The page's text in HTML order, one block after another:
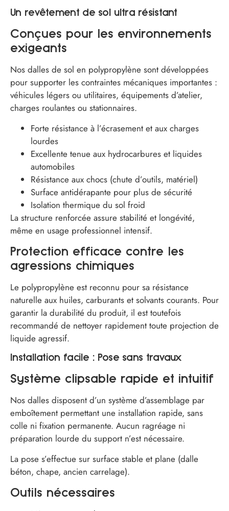
Un revêtement de sol ultra résistant
Conçues pour les environnements
exigeants
Nos dalles de sol en polypropylène sont développées
pour supporter les contraintes mécaniques importantes :
véhicules légers ou utilitaires, équipements d’atelier,
charges roulantes ou stationnaires.
Forte résistance à l’écrasement et aux charges
lourdes
Excellente tenue aux hydrocarbures et liquides
automobiles
Résistance aux chocs (chute d’outils, matériel)
Surface antidérapante pour plus de sécurité
Isolation thermique du sol froid
La structure renforcée assure stabilité et longévité,
même en usage professionnel intensif.
Protection efficace contre les
agressions chimiques
Le polypropylène est reconnu pour sa résistance
naturelle aux huiles, carburants et solvants courants. Pour
garantir la durabilité du produit, il est toutefois
recommandé de nettoyer rapidement toute projection de
liquide agressif.
Installation facile : Pose sans travaux
Système clipsable rapide et intuitif
Nos dalles disposent d’un système d’assemblage par
emboîtement permettant une installation rapide, sans
colle ni fixation permanente. Aucun ragréage ni
préparation lourde du support n’est nécessaire.
La pose s’effectue sur surface stable et plane (dalle
béton, chape, ancien carrelage).
Outils nécessaires